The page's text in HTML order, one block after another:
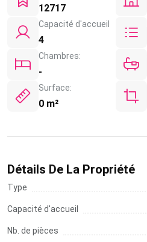
12717
Capacité d'accueil
4
Chambres:
-
Surface:
0 m²
Détails De La Propriété
Type
Capacité d'accueil
Nb. de pièces